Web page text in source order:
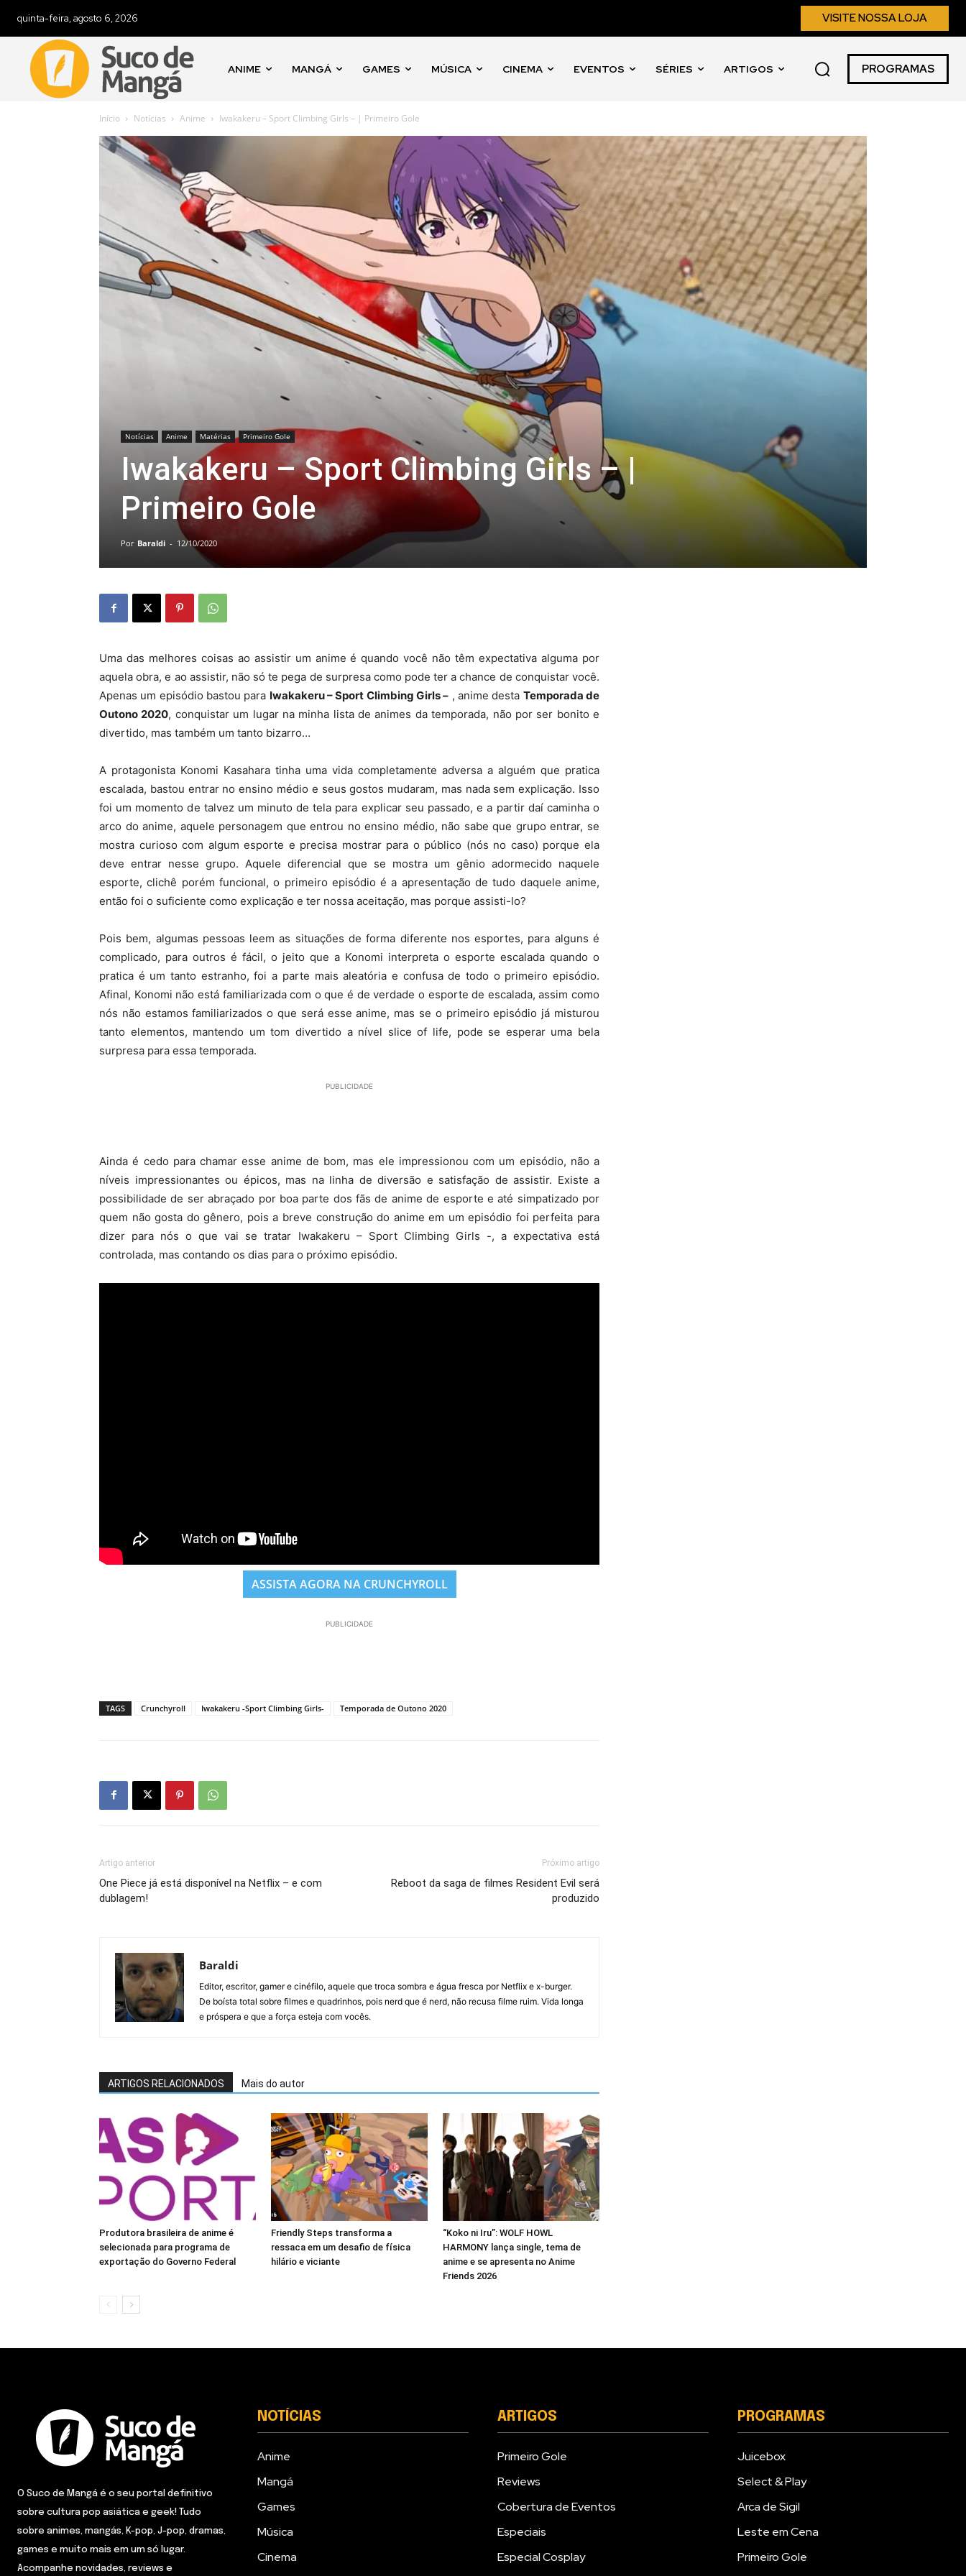
quinta-feira, agosto 6, 2026 VISITE NOSSA LOJA
ANIME MANGÁ GAMES MÚSICA CINEMA EVENTOS SÉRIES ARTIGOS PROGRAMAS
Início Notícias Anime Iwakakeru – Sport Climbing Girls – | Primeiro Gole
Notícias Anime Matérias Primeiro Gole
Iwakakeru – Sport Climbing Girls – |
Primeiro Gole
Por Baraldi - 12/10/2020
Uma das melhores coisas ao assistir um anime é quando você não têm expectativa alguma por
aquela obra, e ao assistir, não só te pega de surpresa como pode ter a chance de conquistar você.
Apenas um episódio bastou para Iwakakeru – Sport Climbing Girls – , anime desta Temporada de
Outono 2020, conquistar um lugar na minha lista de animes da temporada, não por ser bonito e
divertido, mas também um tanto bizarro…
A protagonista Konomi Kasahara tinha uma vida completamente adversa a alguém que pratica
escalada, bastou entrar no ensino médio e seus gostos mudaram, mas nada sem explicação. Isso
foi um momento de talvez um minuto de tela para explicar seu passado, e a partir daí caminha o
arco do anime, aquele personagem que entrou no ensino médio, não sabe que grupo entrar, se
mostra curioso com algum esporte e precisa mostrar para o público (nós no caso) porque ela
deve entrar nesse grupo. Aquele diferencial que se mostra um gênio adormecido naquele
esporte, clichê porém funcional, o primeiro episódio é a apresentação de tudo daquele anime,
então foi o suficiente como explicação e ter nossa aceitação, mas porque assisti-lo?
Pois bem, algumas pessoas leem as situações de forma diferente nos esportes, para alguns é
complicado, para outros é fácil, o jeito que a Konomi interpreta o esporte escalada quando o
pratica é um tanto estranho, foi a parte mais aleatória e confusa de todo o primeiro episódio.
Afinal, Konomi não está familiarizada com o que é de verdade o esporte de escalada, assim como
nós não estamos familiarizados o que será esse anime, mas se o primeiro episódio já misturou
tanto elementos, mantendo um tom divertido a nível slice of life, pode se esperar uma bela
surpresa para essa temporada.
PUBLICIDADE
Ainda é cedo para chamar esse anime de bom, mas ele impressionou com um episódio, não a
níveis impressionantes ou épicos, mas na linha de diversão e satisfação de assistir. Existe a
possibilidade de ser abraçado por boa parte dos fãs de anime de esporte e até simpatizado por
quem não gosta do gênero, pois a breve construção do anime em um episódio foi perfeita para
dizer para nós o que vai se tratar Iwakakeru – Sport Climbing Girls -, a expectativa está
controlada, mas contando os dias para o próximo episódio.
ASSISTA AGORA NA CRUNCHYROLL
PUBLICIDADE
TAGS Crunchyroll Iwakakeru -Sport Climbing Girls- Temporada de Outono 2020
Artigo anterior
One Piece já está disponível na Netflix – e com
dublagem!
Próximo artigo
Reboot da saga de filmes Resident Evil será
produzido
Baraldi
Editor, escritor, gamer e cinéfilo, aquele que troca sombra e água fresca por Netflix e x-burger.
De boísta total sobre filmes e quadrinhos, pois nerd que é nerd, não recusa filme ruim. Vida longa
e próspera e que a força esteja com vocês.
ARTIGOS RELACIONADOS Mais do autor
Produtora brasileira de anime é
selecionada para programa de
exportação do Governo Federal
Friendly Steps transforma a
ressaca em um desafio de física
hilário e viciante
“Koko ni Iru”: WOLF HOWL
HARMONY lança single, tema de
anime e se apresenta no Anime
Friends 2026
O Suco de Mangá é o seu portal definitivo
sobre cultura pop asiática e geek! Tudo
sobre animes, mangás, K-pop, J-pop, dramas,
games e muito mais em um só lugar.
Acompanhe novidades, reviews e
NOTÍCIAS
Anime
Mangá
Games
Música
Cinema
ARTIGOS
Primeiro Gole
Reviews
Cobertura de Eventos
Especiais
Especial Cosplay
PROGRAMAS
Juicebox
Select & Play
Arca de Sigil
Leste em Cena
Primeiro Gole